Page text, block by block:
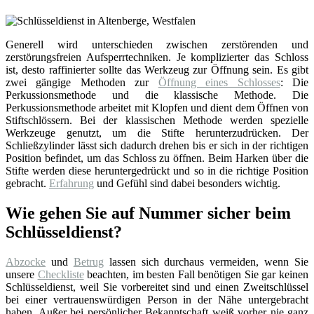
Generell wird unterschieden zwischen zerstörenden und
zerstörungsfreien Aufsperrtechniken. Je komplizierter das Schloss
ist, desto raffinierter sollte das Werkzeug zur Öffnung sein. Es gibt
zwei gängige Methoden zur Öffnung eines Schlosses: Die
Perkussionsmethode und die klassische Methode. Die
Perkussionsmethode arbeitet mit Klopfen und dient dem Öffnen von
Stiftschlössern. Bei der klassischen Methode werden spezielle
Werkzeuge genutzt, um die Stifte herunterzudrücken. Der
Schließzylinder lässt sich dadurch drehen bis er sich in der richtigen
Position befindet, um das Schloss zu öffnen. Beim Harken über die
Stifte werden diese heruntergedrückt und so in die richtige Position
gebracht. Erfahrung und Gefühl sind dabei besonders wichtig.
Wie gehen Sie auf Nummer sicher beim
Schlüsseldienst?
Abzocke und Betrug lassen sich durchaus vermeiden, wenn Sie
unsere Checklistebeachten, im besten Fall benötigen Sie gar keinen
Schlüsseldienst, weil Sie vorbereitet sind und einen Zweitschlüssel
bei einer vertrauenswürdigen Person in der Nähe untergebracht